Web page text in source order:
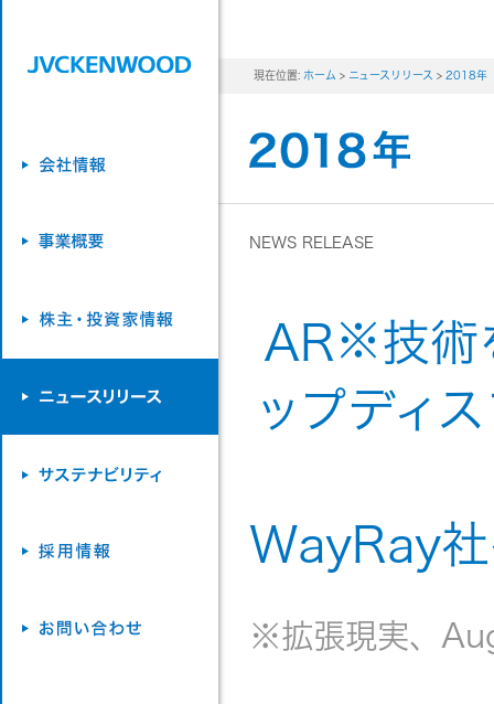
現在位置: ホーム > ニュースリリース > 2018年
NEWS RELEASE
AR※技術
ップディ
WayRay
※拡張現実、